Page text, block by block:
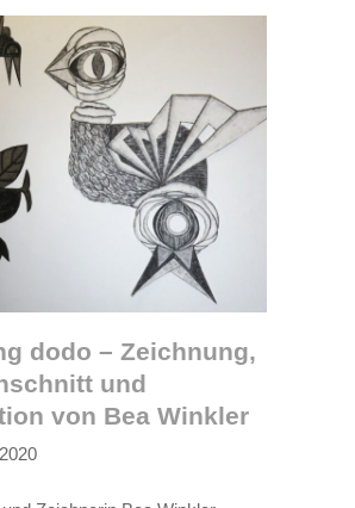
dodo – Zeichnung,
und
von Bea Winkler